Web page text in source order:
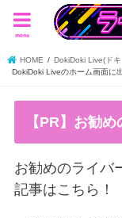
menu
HOME
DokiDoki Live(ド
DokiDoki Liveのホーム画面に
【PR】お勧
お勧めのライバ
記事はこちら！